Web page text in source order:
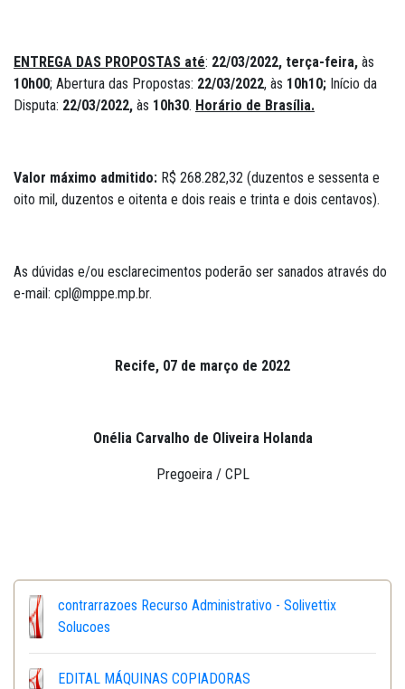
ENTREGA DAS PROPOSTAS até: 22/03/2022, terça-feira, às
10h00; Abertura das Propostas: 22/03/2022, às 10h10; Início da
Disputa: 22/03/2022, às 10h30. Horário de Brasília.
Valor máximo admitido: R$ 268.282,32 (duzentos e sessenta e
oito mil, duzentos e oitenta e dois reais e trinta e dois centavos).
As dúvidas e/ou esclarecimentos poderão ser sanados através do
e-mail: cpl@mppe.mp.br.
Recife, 07 de março de 2022
Onélia Carvalho de Oliveira Holanda
Pregoeira / CPL
contrarrazoes Recurso Administrativo - Solivettix
Solucoes
EDITAL MÁQUINAS COPIADORAS